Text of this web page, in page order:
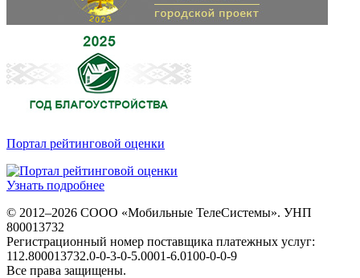
Портал рейтинговой оценки
Узнать подробнее
© 2012–2026 СООО «Мобильные ТелеСистемы». УНП
800013732
Регистрационный номер поставщика платежных услуг:
112.800013732.0-0-3-0-5.0001-6.0100-0-0-9
Все права защищены.